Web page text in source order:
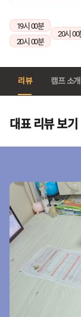
19시 00분
20시 00분
20시 00
리뷰 캠프 소개
대표 리뷰 보기